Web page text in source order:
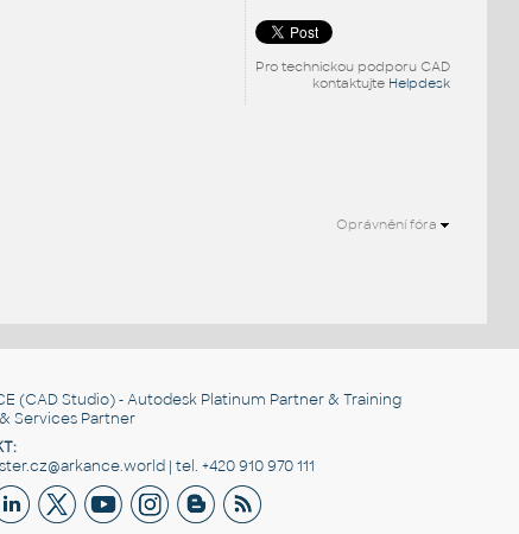
Pro technickou podporu CAD
kontaktujte Helpdesk
Oprávnění fóra
(CAD Studio) - Autodesk Platinum Partner & Training
Services Partner
| tel. +420 910 970 111